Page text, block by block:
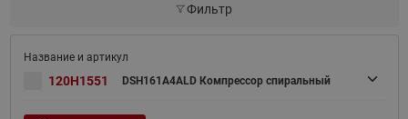
Фильтр
120H1551 DSH161A4ALD Компрессор спиральный